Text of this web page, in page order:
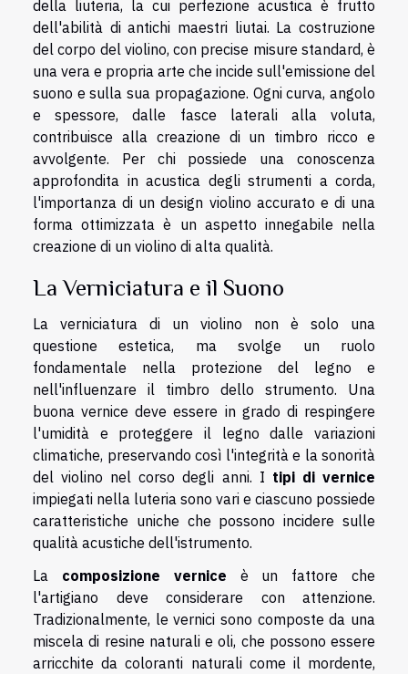
della liuteria, la cui perfezione acustica è frutto
dell'abilità di antichi maestri liutai. La costruzione
del corpo del violino, con precise misure standard, è
una vera e propria arte che incide sull'emissione del
suono e sulla sua propagazione. Ogni curva, angolo
e spessore, dalle fasce laterali alla voluta,
contribuisce alla creazione di un timbro ricco e
avvolgente. Per chi possiede una conoscenza
approfondita in acustica degli strumenti a corda,
l'importanza di un design violino accurato e di una
forma ottimizzata è un aspetto innegabile nella
creazione di un violino di alta qualità.
La Verniciatura e il Suono
La verniciatura di un violino non è solo una
questione estetica, ma svolge un ruolo
fondamentale nella protezione del legno e
nell'influenzare il timbro dello strumento. Una
buona vernice deve essere in grado di respingere
l'umidità e proteggere il legno dalle variazioni
climatiche, preservando così l'integrità e la sonorità
del violino nel corso degli anni. I tipi di vernice
impiegati nella luteria sono vari e ciascuno possiede
caratteristiche uniche che possono incidere sulle
qualità acustiche dell'istrumento.
La composizione vernice è un fattore che
l'artigiano deve considerare con attenzione.
Tradizionalmente, le vernici sono composte da una
miscela di resine naturali e oli, che possono essere
arricchite da coloranti naturali come il mordente,